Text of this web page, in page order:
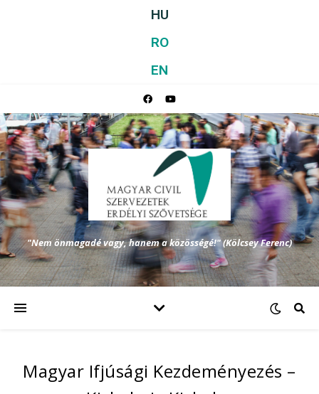
HU
RO
EN
"Nem önmagadé vagy, hanem a közösségé!" (Kölcsey Ferenc)
Magyar Ifjúsági Kezdeményezés –